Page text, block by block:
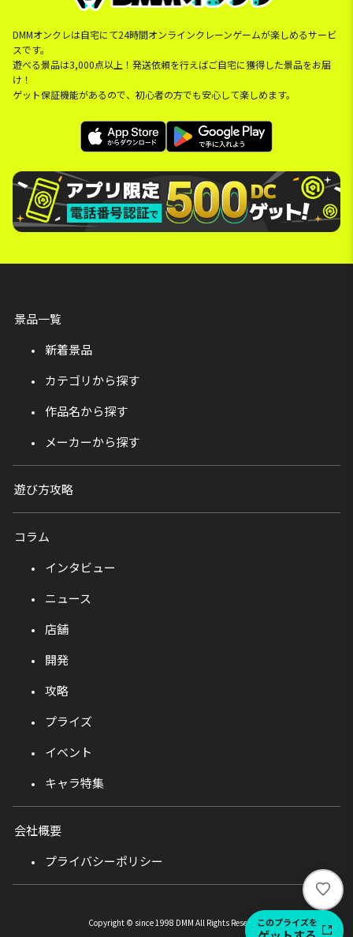
DMMオンクレは自宅にて24時間オンラインクレーンゲームが楽しめるサービ
スです。
遊べる景品は3,000点以上！発送依頼を行えばご自宅に獲得した景品をお届
け！
ゲット保証機能があるので、初心者の方でも安心して楽しめます。
い
い
このプライズを
景品一覧
新着景品
カテゴリから探す
作品名から探す
メーカーから探す
遊び方攻略
コラム
インタビュー
ニュース
店舗
開発
攻略
プライズ
イベント
キャラ特集
会社概要
プライバシーポリシー
Copyright © since 1998 DMM All Rights Reserved.